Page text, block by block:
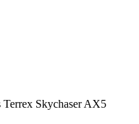
Terrex Skychaser AX5